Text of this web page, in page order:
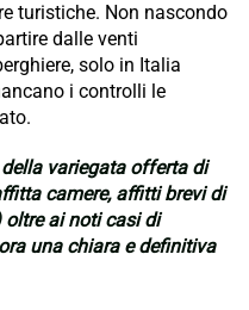
turistiche. Non nascondo
dalle venti
solo in Italia
i controlli le
variegata offerta di
camere, affitti brevi di
oltre ai noti casi di
una chiara e definitiva